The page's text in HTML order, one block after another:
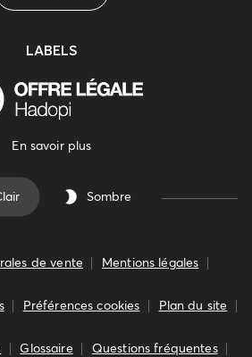
LABELS
En savoir plus
Sombre
de vente Mentions légales
Préférences cookies Plan du site
Glossaire Questions fréquentes